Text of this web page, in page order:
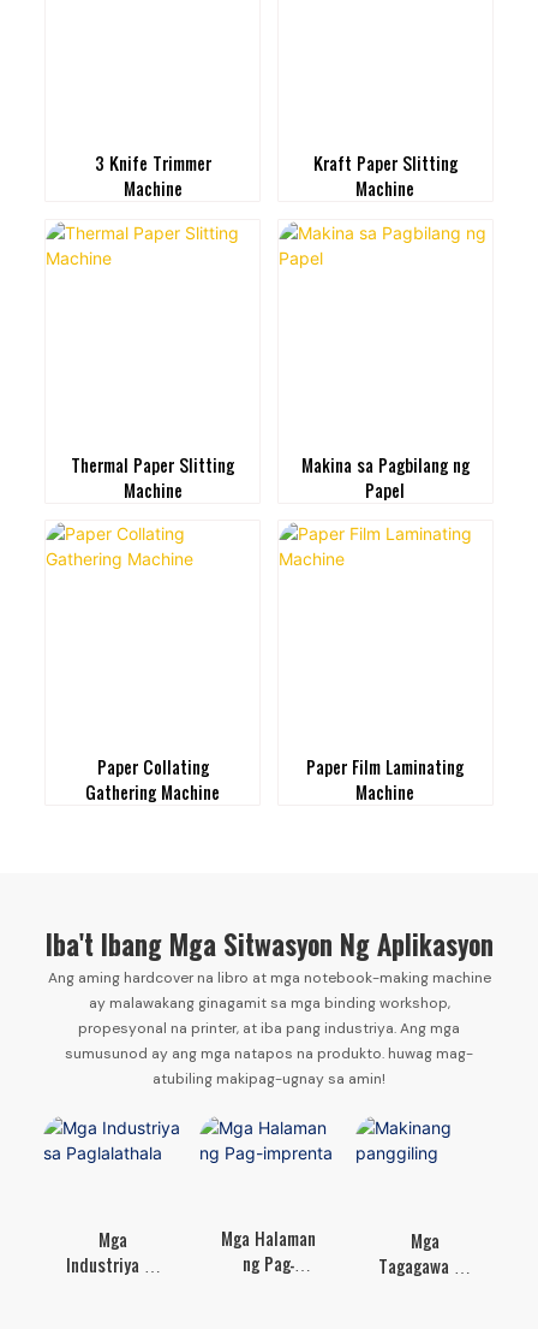
3 Knife Trimmer
Machine
Kraft Paper Slitting
Machine
Thermal Paper Slitting
Machine
Makina sa Pagbilang ng
Papel
Paper Collating
Gathering Machine
Paper Film Laminating
Machine
Iba't Ibang Mga Sitwasyon Ng Aplikasyon
Ang aming hardcover na libro at mga notebook-making machine
ay malawakang ginagamit sa mga binding workshop,
propesyonal na printer, at iba pang industriya. Ang mga
sumusunod ay ang mga natapos na produkto. huwag mag-
atubiling makipag-ugnay sa amin!
Mga
Industriya sa
Mga Halaman
ng Pag-
Mga
Tagagawa ng